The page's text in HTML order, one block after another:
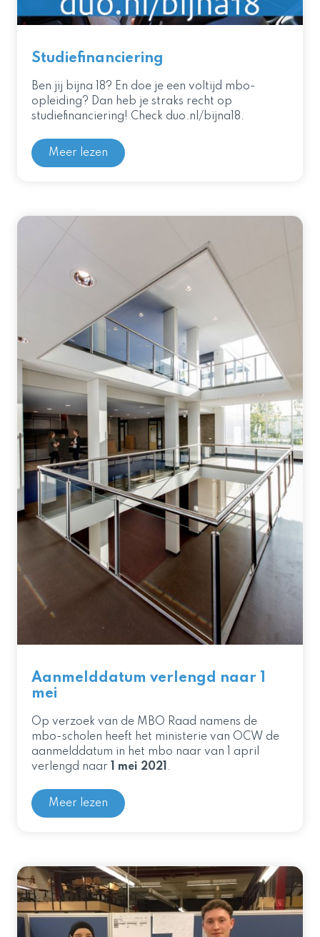
Studiefinanciering
Ben jij bijna 18? En doe je een voltijd mbo-
opleiding? Dan heb je straks recht op
studiefinanciering! Check duo.nl/bijna18.
Meer lezen
Aanmelddatum verlengd naar 1
mei
Op verzoek van de MBO Raad namens de
mbo-scholen heeft het ministerie van OCW de
aanmelddatum in het mbo naar van 1 april
verlengd naar 1 mei 2021.
Meer lezen